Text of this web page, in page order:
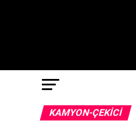
KAMYON-ÇEKICI